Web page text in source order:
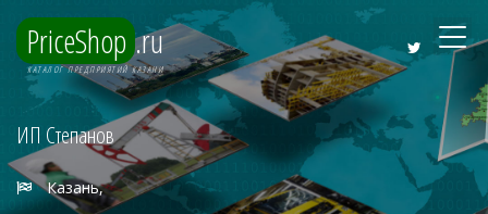
PriceShop .ru
КАТАЛОГ ПРЕДПРИЯТИЙ КАЗАНИ
ИП Степанов
Казань,